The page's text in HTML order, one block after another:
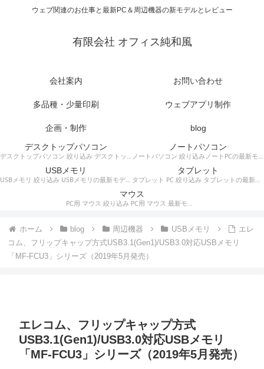
ウェブ関連のお仕事と最新PC＆周辺機器の新モデルとレビュー
有限会社 オフィス純和風
会社案内 お問い合わせ
多品種・少量印刷 ウェブアプリ制作
企画・制作
blog
デスクトップパソコン
デスクトップパソコン 絞り込み デスクトップPCの最新モデルやスペック・仕様に関する情報。
ノートパソコン
ノートパソコン 絞り込みノートPCの最新モデルやスペック・仕様に関する情報。
USBメモリ
USBメモリ 絞り込み USBメモリの最新モデルやスペック・仕様に関する情報。
タブレット
タブレット PC 絞り込み タブレットの最新モデルやスペック・仕様に関する情報。
マウス
PC用 マウス 絞り込み PC用 マウス 最新モデルやスペック・仕様に関する情報。ワイヤレスマウス、有線マウス、接続タイプなど。
ホーム blog 周辺機器 USBメモリ
エレ
コム、フリップキャップ方式USB3.1(Gen1)/USB3.0対応USBメモリ
「MF-FCU3」シリーズ（2019年5月発売）
エレコム、フリップキャップ方式
USB3.1(Gen1)/USB3.0対応USBメモリ
「MF-FCU3」シリーズ（2019年5月発売）